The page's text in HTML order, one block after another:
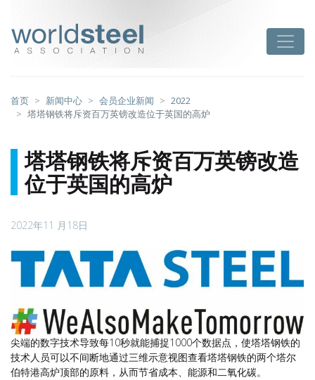
首页 新闻中心 会员企业新闻
2022
塔塔钢铁将斥资百万英镑改造位于英国的高炉
塔塔钢铁将斥资百万英镑改造
位于英国的高炉
2022年11 月18日
尖端的数字技术导致每10秒就能捕捉1000个数据点，使塔塔钢铁的
技术人员可以不间断地通过三维示意视图查看塔塔钢铁的两个塔尔
伯特港高炉顶部的原料，从而节省成本、能源和二氧化碳。